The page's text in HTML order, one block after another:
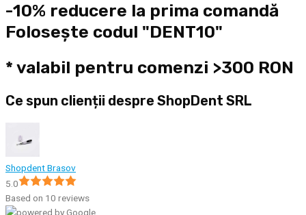
-10% reducere la prima comandă
Folosește codul "DENT10"
* valabil pentru comenzi >300 RON
Ce spun clienții despre ShopDent SRL
Shopdent Brasov
5.0
Based on 10 reviews